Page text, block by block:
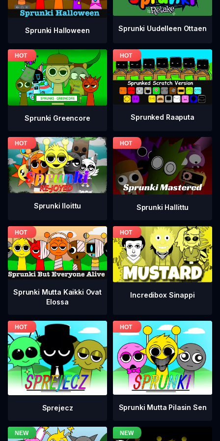
Sprunki Halloween Sprunki Uudelleen Ottaen
Sprunki Greencore Sprunked Raaputa
Sprunki Iloittu Sprunki Hallittu
Sprunki Mutta Kaikki Ovat
Elossa
Incredibox Sinappi
Sprejecz Sprunki Mutta Pilasin Sen